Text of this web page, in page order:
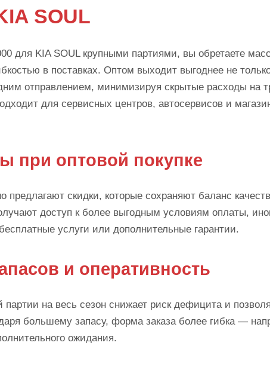
SOUL
для KIA SOUL крупными партиями, вы обретаете
в поставках. Оптом выходит выгоднее не
отправлением, минимизируя скрытые расходы на
для сервисных центров, автосервисов и
при оптовой покупке
предлагают скидки, которые сохраняют баланс
доступ к более выгодным условиям оплаты,
услуги или дополнительные гарантии.
и оперативность
на весь сезон снижает риск дефицита и
большему запасу, форма заказа более гибка —
ожидания.